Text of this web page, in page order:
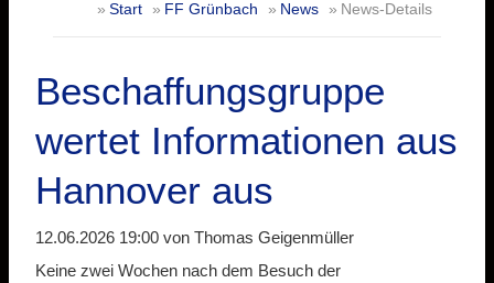
Start FF Grünbach News News-Details
Beschaffungsgruppe
wertet Informationen aus
Hannover aus
12.06.2026 19:00 von Thomas Geigenmüller
Keine zwei Wochen nach dem Besuch der